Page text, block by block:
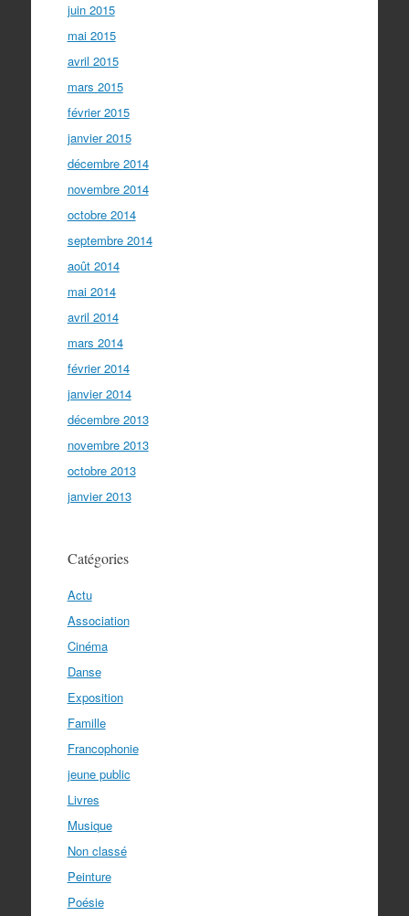
juin 2015
mai 2015
avril 2015
mars 2015
février 2015
janvier 2015
décembre 2014
novembre 2014
octobre 2014
septembre 2014
août 2014
mai 2014
avril 2014
mars 2014
février 2014
janvier 2014
décembre 2013
novembre 2013
octobre 2013
janvier 2013
Catégories
Actu
Association
Cinéma
Danse
Exposition
Famille
Francophonie
jeune public
Livres
Musique
Non classé
Peinture
Poésie